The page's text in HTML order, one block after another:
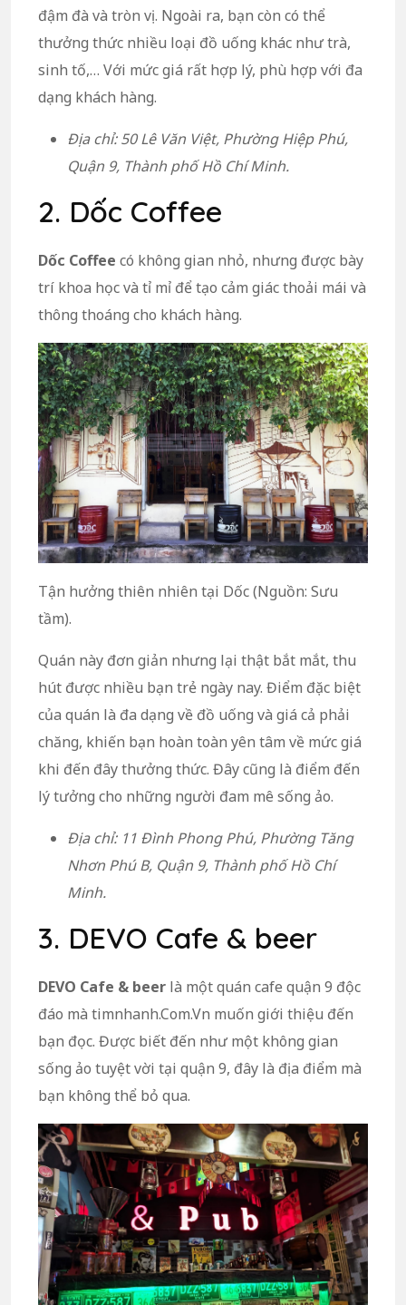
đậm đà và tròn vị. Ngoài ra, bạn còn có thể
thưởng thức nhiều loại đồ uống khác như trà,
sinh tố,… Với mức giá rất hợp lý, phù hợp với đa
dạng khách hàng.
Địa chỉ: 50 Lê Văn Việt, Phường Hiệp Phú,
Quận 9, Thành phố Hồ Chí Minh.
2. Dốc Coffee
Dốc Coffee có không gian nhỏ, nhưng được bày
trí khoa học và tỉ mỉ để tạo cảm giác thoải mái và
thông thoáng cho khách hàng.
Tận hưởng thiên nhiên tại Dốc (Nguồn: Sưu
tầm).
Quán này đơn giản nhưng lại thật bắt mắt, thu
hút được nhiều bạn trẻ ngày nay. Điểm đặc biệt
của quán là đa dạng về đồ uống và giá cả phải
chăng, khiến bạn hoàn toàn yên tâm về mức giá
khi đến đây thưởng thức. Đây cũng là điểm đến
lý tưởng cho những người đam mê sống ảo.
Địa chỉ: 11 Đình Phong Phú, Phường Tăng
Nhơn Phú B, Quận 9, Thành phố Hồ Chí
Minh.
3. DEVO Cafe & beer
DEVO Cafe & beer là một quán cafe quận 9 độc
đáo mà timnhanh.Com.Vn muốn giới thiệu đến
bạn đọc. Được biết đến như một không gian
sống ảo tuyệt vời tại quận 9, đây là địa điểm mà
bạn không thể bỏ qua.